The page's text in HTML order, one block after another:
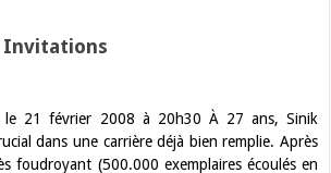
Invitations
le 21 février 2008 à 20h30 À 27 ans, Sinik
dans une carrière déjà bien remplie. Après
foudroyant (500.000 exemplaires écoulés en